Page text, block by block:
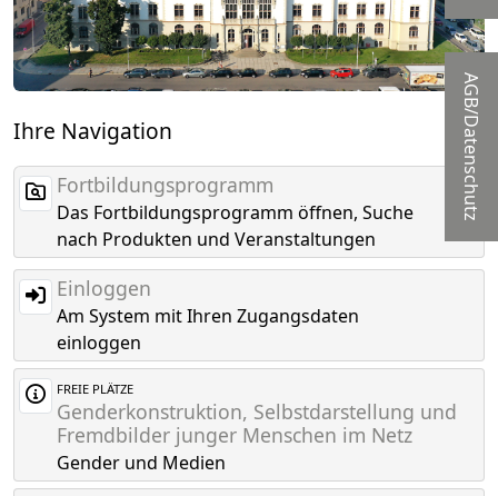
AGB/Datenschutz
Ihre Navigation
Fortbildungsprogramm
Das Fortbildungsprogramm öffnen, Suche
nach Produkten und Veranstaltungen
Einloggen
Am System mit Ihren Zugangsdaten
einloggen
FREIE PLÄTZE
Genderkonstruktion, Selbstdarstellung und
Fremdbilder junger Menschen im Netz
Gender und Medien